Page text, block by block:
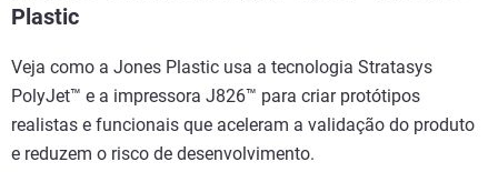
Plastic
Veja como a Jones Plastic usa a tecnologia Stratasys
PolyJet™ e a impressora J826™ para criar protótipos
realistas e funcionais que aceleram a validação do produto
e reduzem o risco de desenvolvimento.